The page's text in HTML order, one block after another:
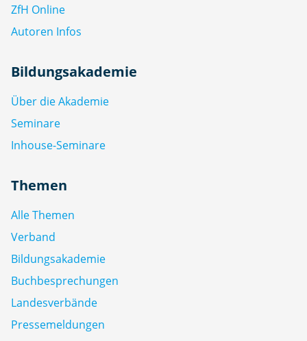
ZfH Online
Autoren Infos
Bildungsakademie
Über die Akademie
Seminare
Inhouse-Seminare
Themen
Alle Themen
Verband
Bildungsakademie
Buchbesprechungen
Landesverbände
Pressemeldungen